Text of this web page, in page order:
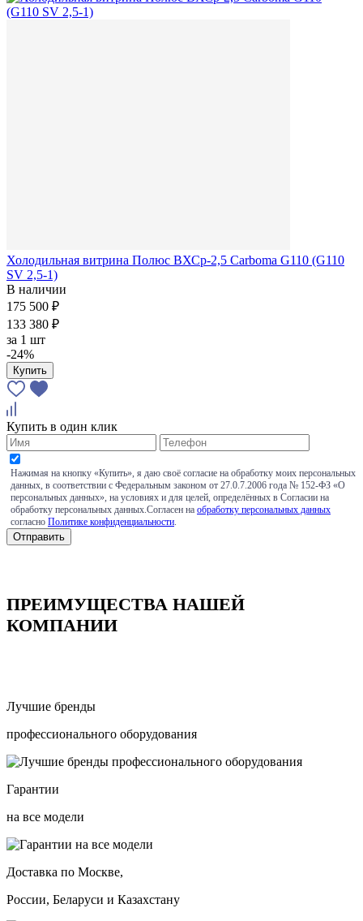
Холодильная витрина Полюс ВХСр-2,5 Сarboma G110 (G110
SV 2,5-1)
В наличии
175 500 ₽
133 380 ₽
за 1 шт
-24%
Купить
Купить в один клик
Нажимая на кнопку «Купить», я даю своё согласие на обработку моих персональных
данных, в соответствии с Федеральным законом от 27.0.7.2006 года № 152-ФЗ «О
персональных данных», на условиях и для целей, определённых в Согласии на
обработку персональных данных.Согласен на обработку персональных данных
согласно Политике конфиденциальности
ПРЕИМУЩЕСТВА НАШЕЙ
КОМПАНИИ
Лучшие бренды
профессионального оборудования
Гарантии
на все модели
Доставка по Москве,
России, Беларуси и Казахстану